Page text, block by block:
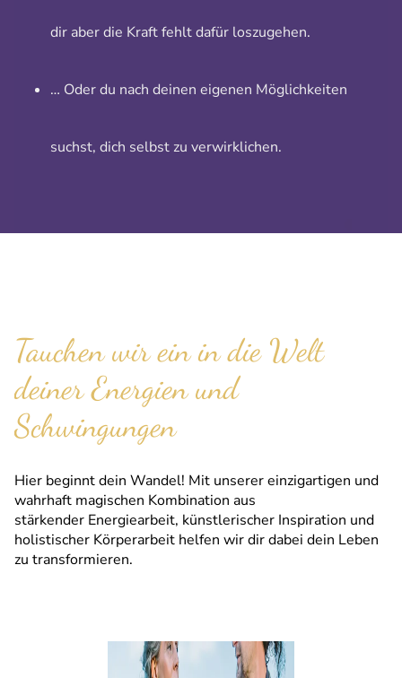
dir aber die Kraft fehlt dafür loszugehen.
… Oder du nach deinen eigenen Möglichkeiten
suchst, dich selbst zu verwirklichen.
Tauchen wir ein in die Welt
deiner Energien und
Schwingungen
Hier beginnt dein Wandel! Mit unserer einzigartigen und
wahrhaft magischen Kombination aus
stärkender Energiearbeit, künstlerischer Inspiration und
holistischer Körperarbeit helfen wir dir dabei dein Leben
zu transformieren.